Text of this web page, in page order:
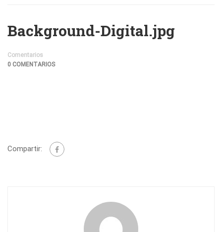
Background-Digital.jpg
Comentarios
0 COMENTARIOS
Compartir: